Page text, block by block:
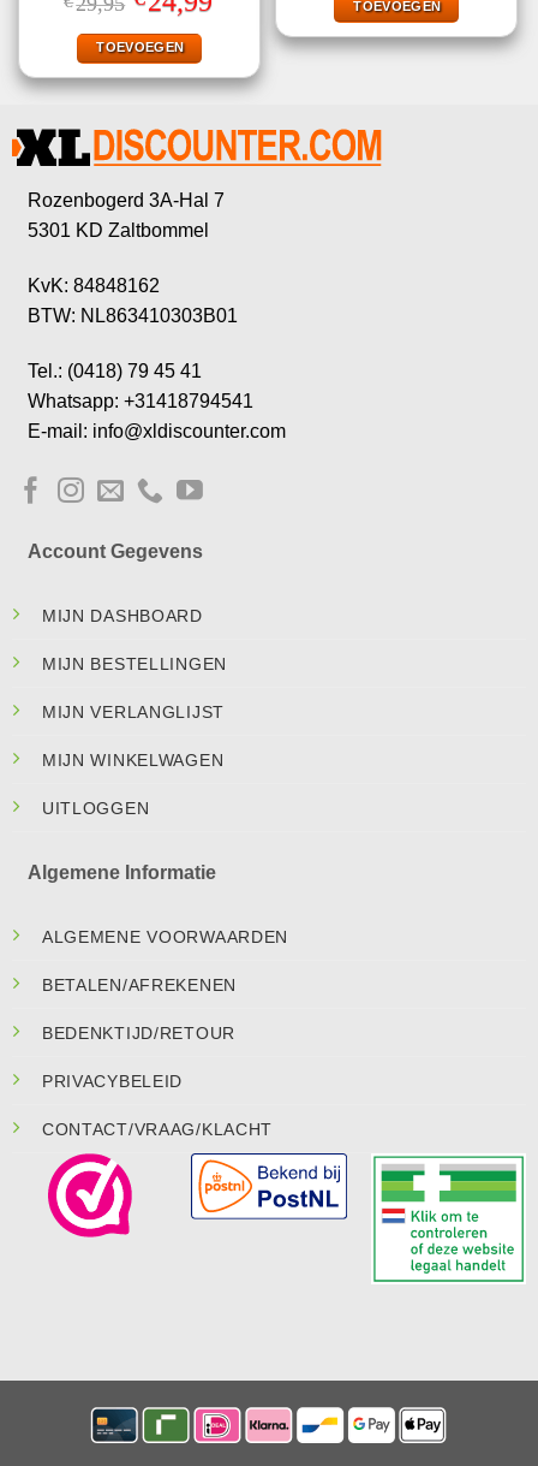
4.70uit 5
prijs
was:
€29,95.
prijs
TOEVOEGEN
€5,00.
€2,00.
TOEVOEGEN
Rozenbogerd 3A-Hal 7
5301 KD Zaltbommel
KvK: 84848162
BTW: NL863410303B01
Tel.: (0418) 79 45 41
Whatsapp: +31418794541
E-mail: info@xldiscounter.com
Account Gegevens
MIJN DASHBOARD
MIJN BESTELLINGEN
MIJN VERLANGLIJST
MIJN WINKELWAGEN
UITLOGGEN
Algemene Informatie
ALGEMENE VOORWAARDEN
BETALEN/AFREKENEN
BEDENKTIJD/RETOUR
PRIVACYBELEID
CONTACT/VRAAG/KLACHT